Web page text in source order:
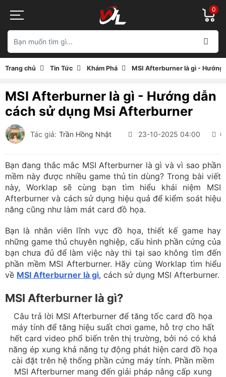
0
Trang chủ Tin Tức Khám Phá MSI Afterburner là gì -
MSI Afterburner là gì - Hướng dẫn
cách sử dụng Msi Afterburner
Tác giả: Trần Hồng Nhật 23-10-2025 04:00
Bạn đang thắc mắc MSI Afterburner là gì và vì sao phần
mềm này được nhiều game thủ tin dùng? Trong bài viết
này, Worklap sẽ cùng bạn tìm hiểu khái niệm MSI
Afterburner và cách sử dụng hiệu quả để kiểm soát hiệu
năng cũng như làm mát card đồ họa.
Bạn là nhân viên lĩnh vực đồ họa, thiết kế game hay
những game thủ chuyên nghiệp, cấu hình phần cứng của
bạn chưa đủ để làm việc này thì tại sao không tìm đến
phần mềm MSI Afterburner. Hãy cùng Worklap tìm hiểu
về MSI Afterburner là gì, cách sử dụng MSI Afterburner.
MSI Afterburner là gì?
Câu trả lời MSI Afterburner để tăng tốc card đồ họa
máy tính để tăng hiệu suất chơi game, hỗ trợ cho hất
hết card video phổ biến trên thị trường, bởi nó có khả
năng ép xung khả năng tự động phát hiện card đồ họa
cài đặt trên hệ thống phần cứng máy tính. Phần mềm
MSI Afterburner mang đến giải pháp nâng cấp xung